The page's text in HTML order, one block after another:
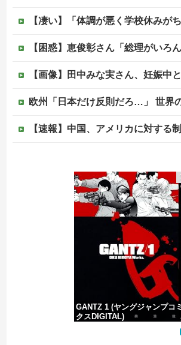
【凄い】「体調が悪く学校休みがちな娘が作っている果
【困惑】恵俊彰さん「総理がいろんなところに足を運べばクーラー
【画像】田中みな実さん、妊娠中とは思えないヒー
欧州「日本だけ反則だろ…」 世界の『日本びいき』にヨーロ
【速報】中国、アメリカに対する
暴力行為法違反の疑いで、毎日新
【画像】 福岡、こんなのが普通に走ってるｗｗｗｗｗｗｗｗｗｗｗｗｗｗｗｗｗｗｗｗｗｗｗｗｗ
【移民政策反対】イオンの売り場で唐揚げを
GANTZ 1 (ヤングジャンプコ
クスDIGITAL)
価格：